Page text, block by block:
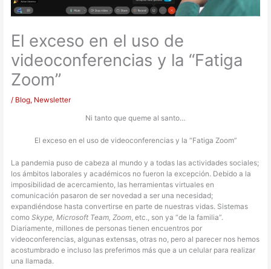
El exceso en el uso de
videoconferencias y la “Fatiga
Zoom”
/ Blog, Newsletter
Ni tanto que queme al santo…
El exceso en el uso de videoconferencias y la “Fatiga Zoom”
La pandemia puso de cabeza al mundo y a todas las actividades sociales;
los ámbitos laborales y académicos no fueron la excepción. Debido a la
imposibilidad de acercamiento, las herramientas virtuales en
comunicación pasaron de ser novedad a ser una necesidad;
expandiéndose hasta convertirse en parte de nuestras vidas. Sistemas
comoSkype, Microsoft Team, Zoom , etc., son ya “de la familia”.
Diariamente, millones de personas tienen encuentros por
videoconferencias, algunas extensas, otras no, pero al parecer nos hemos
acostumbrado e incluso las preferimos más que a un celular para realizar
una llamada.